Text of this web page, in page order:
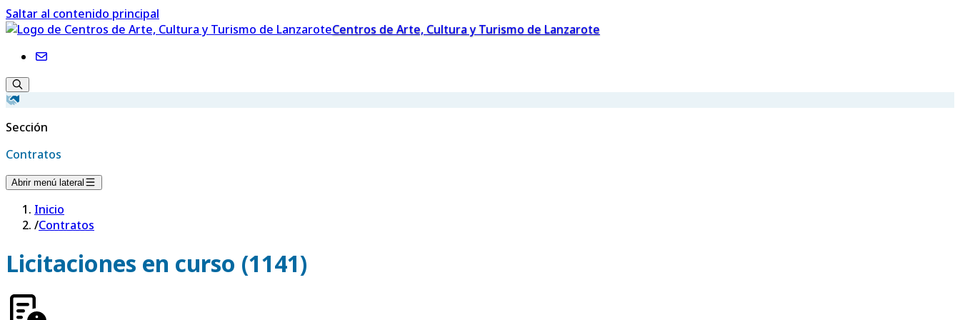
Saltar al contenido principal
Centros de Arte, Cultura y Turismo de Lanzarote
Sección
Contratos
Abrir menú lateral
Inicio
/Contratos
Licitaciones en curso (1141)